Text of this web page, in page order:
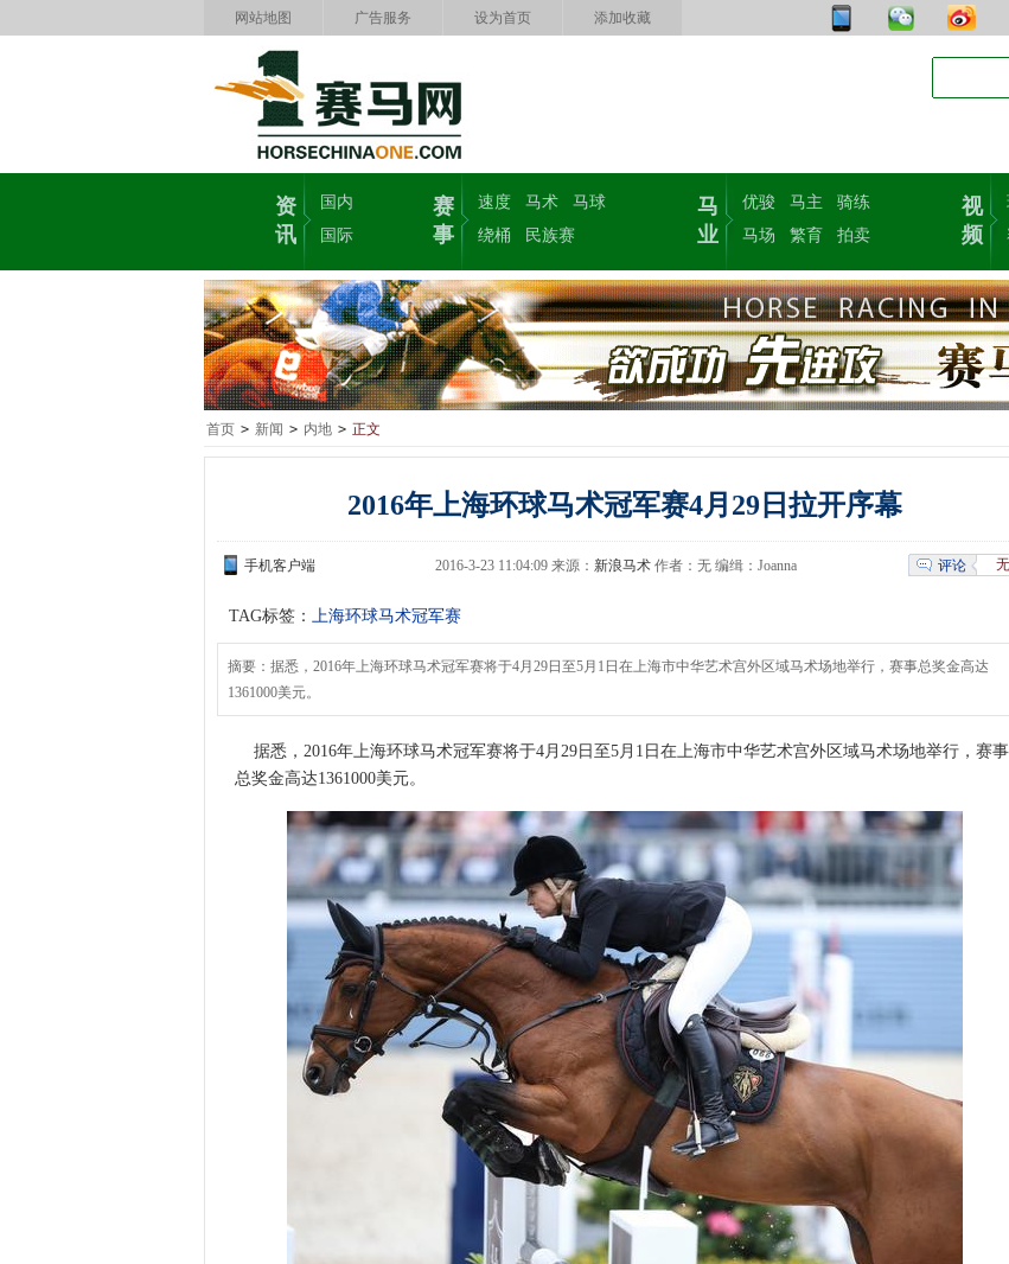
网站地图 广告服务 设为首页 添加收藏
资
讯
国内
国际
赛
事
速度 马术
马球
绕桶
民族赛
马
业
优骏 马主
骑练
马场
繁育 拍卖
视
频
首页 > 新闻 > 内地 > 正文
2016年上海环球马术冠军赛4月29日拉开序幕
评论 无
手机客户端 2016-3-23 11:04:09 来源： 新浪马术 作者：无 编缉：Joanna
TAG标签： 上海环球马术冠军赛
摘要：据悉，2016年上海环球马术冠军赛将于4月29日至5月1日在上海市中华艺术宫外区域马术场地举行，赛事总奖金高达
1361000美元。
据悉，2016年上海环球马术冠军赛将于4月29日至5月1日在上海市中华艺术宫外区域马术场地举行，赛事
总奖金高达1361000美元。